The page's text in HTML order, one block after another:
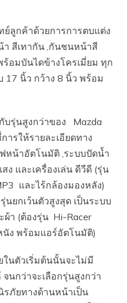
ลูกค้าด้วยการการตบแต่ง
า สีเทากัน ,กันชนหน้าสี
อมบันไดข้างโครเมี่ยม ทุก
17 นิ้ว กว้าง 8 นิ้ว พร้อม
บรุ่นสูงกว่าของ Mazda
ารให้รายละเอียดทาง
หน้าอัตโนมัติ ,ระบบปัดน้ำ
และเครื่องเล่น ดีวีดี (รุ่น
และไร้กล้องมองหลัง)
ยกเว้นตัวสูงสุด เป็นระบบ
า (ต้องรุ่น Hi-Racer
นัง พร้อมแอร์อัตโนมัติ)
นตัวเริ่มต้นนั้นจะไม่มี
นกว่าจะเลือกรุ่นสูงกว่า
ภัยทางด้านหน้าเป็น